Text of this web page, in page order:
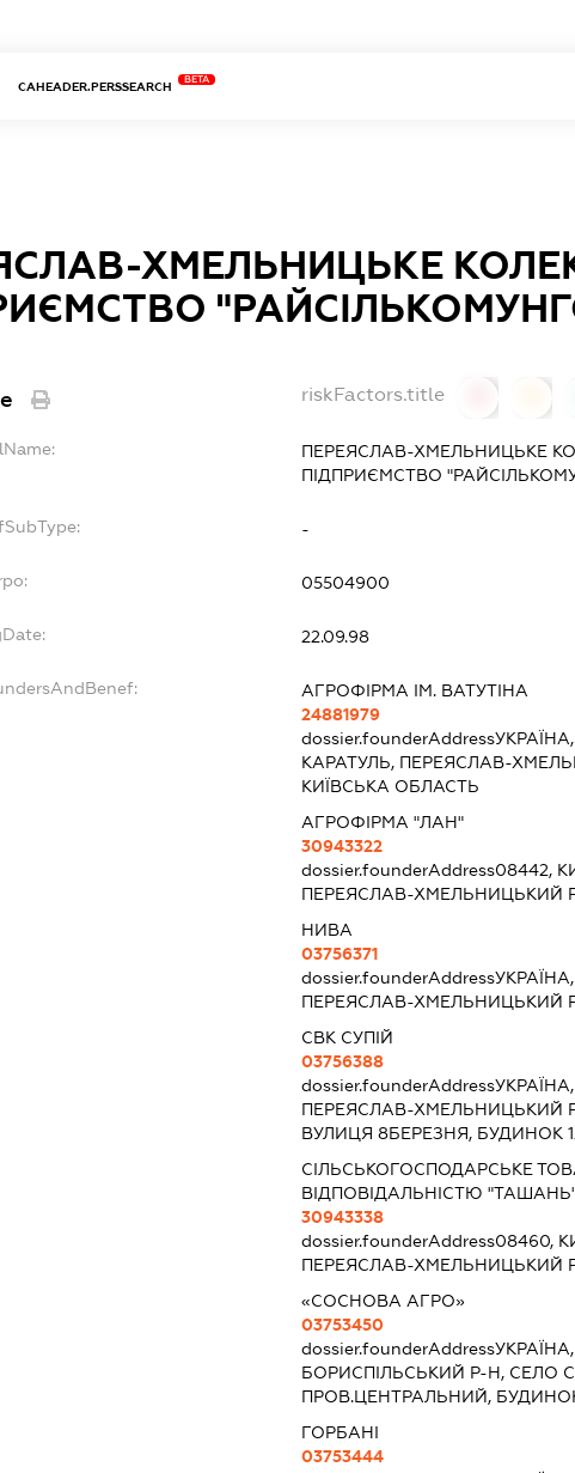
CAHEADER.PERSSEARCH
BETA
ХМЕЛЬНИЦЬКЕ
riskFactors.title
ПЕРЕЯСЛАВ-ХМЕЛЬНИЦЬКЕ
ПІДПРИЄМСТВО
-
05504900
22.09.98
АГРОФІРМА ІМ. ВАТУТІНА
24881979
dossier.founderAddress
КАРАТУЛЬ, ПЕРЕЯСЛАВ-
КИЇВСЬКА ОБЛАСТЬ
АГРОФІРМА "ЛАН"
30943322
dossier.founderAddress08442,
ПЕРЕЯСЛАВ-ХМЕЛЬНИЦЬКИЙ
НИВА
03756371
dossier.founderAddress
ПЕРЕЯСЛАВ-ХМЕЛЬНИЦЬКИЙ
СВК СУПІЙ
03756388
dossier.founderAddress
ПЕРЕЯСЛАВ-ХМЕЛЬНИЦЬКИЙ
ВУЛИЦЯ 8БЕРЕЗНЯ, БУДИНОК
СІЛЬСЬКОГОСПОДАРСЬКЕ
ВІДПОВІДАЛЬНІСТЮ
30943338
dossier.founderAddress08460,
ПЕРЕЯСЛАВ-ХМЕЛЬНИЦЬКИЙ
«СОСНОВА АГРО»
03753450
dossier.founderAddress
БОРИСПІЛЬСЬКИЙ Р-Н, СЕЛО
ПРОВ.ЦЕНТРАЛЬНИЙ,
ГОРБАНІ
03753444